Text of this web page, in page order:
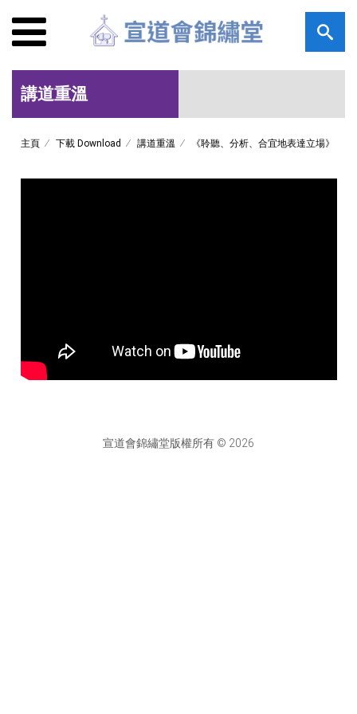
講道重溫
主頁 下載 Download 講道重溫 《聆聽、分析、合宜地表達立場》
宣道會錦繡堂版權所有 © 2026